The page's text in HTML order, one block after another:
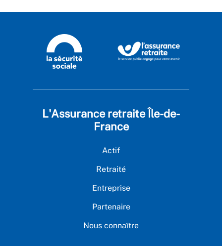
L'Assurance retraite Île-de-
France
Actif
Retraité
Entreprise
Partenaire
Nous connaître